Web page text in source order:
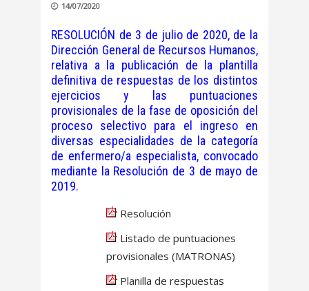
14/07/2020
RESOLUCIÓN de 3 de julio de 2020, de la
Dirección General de Recursos Humanos,
relativa a la publicación de la plantilla
definitiva de respuestas de los distintos
ejercicios y las puntuaciones
provisionales de la fase de oposición del
proceso selectivo para el ingreso en
diversas especialidades de la categoría
de enfermero/a especialista, convocado
mediante la Resolución de 3 de mayo de
2019.
Resolución
Listado de puntuaciones
provisionales (MATRONAS)
Planilla de respuestas